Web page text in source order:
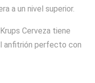
a un nivel superior.
Cerveza tiene
anfitrión perfecto con